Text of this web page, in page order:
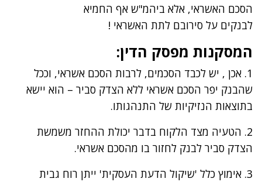
הסכם האשראי, אלא ביהמ"ש אף החמיא
לבנקים על סירובם לתת האשראי !
המסקנות מפסק הדין:
1. אכן , יש לכבד הסכמים, לרבות הסכם אשראי, וככל
שהבנק יפר הסכם אשראי ללא הצדק סביר – הוא יישא
בתוצאות הנזיקיות של התנהגותו.
2. הטעיה מצד הלקוח בדבר יכולת ההחזר משמשת
הצדק סביר לבנק לחזור בו מהסכם אשראי.
3. אימוץ כלל 'שיקול הדעת העסקית' ייתן רוח גבית